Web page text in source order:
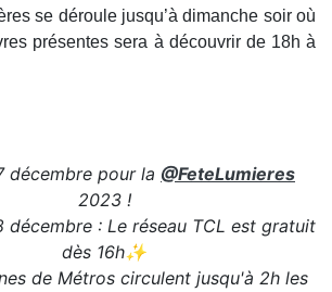
se déroule jusqu’à dimanche soir où
présentes sera à découvrir de 18h à
décembre pour la @FeteLumieres
2023 !
décembre : Le réseau TCL est gratuit
dès 16h✨
de Métros circulent jusqu'à 2h les